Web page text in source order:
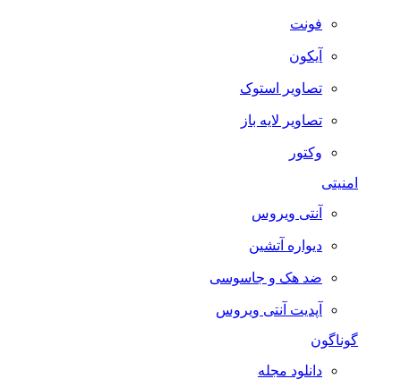
فونت
آیکون
تصاویر استوک
تصاویر لایه باز
وکتور
امنیتی
آنتی ویروس
دیواره آتشین
ضد هک و جاسوسی
آپدیت آنتی ویروس
گوناگون
دانلود مجله